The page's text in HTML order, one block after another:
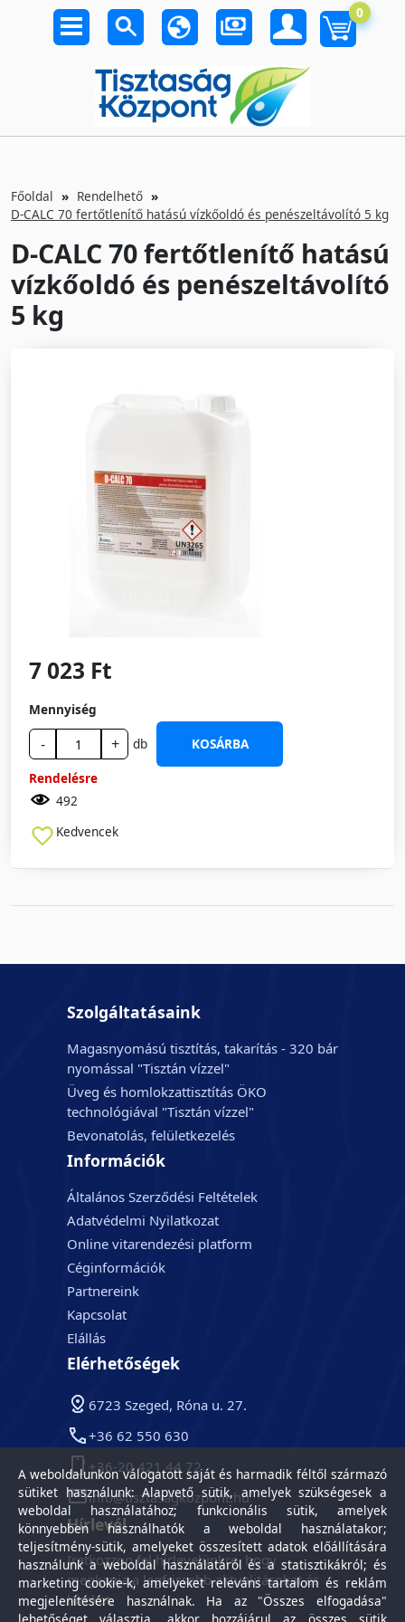
0
Főoldal
Rendelhető
D-CALC 70 fertőtlenítő hatású vízkőoldó és penészeltávolító 5 kg
D-CALC 70 fertőtlenítő hatású
vízkőoldó és penészeltávolító
5 kg
7 023 Ft
Mennyiség
- + db
KOSÁRBA
Rendelésre
492
Kedvencek
Szolgáltatásaink
Magasnyomású tisztítás, takarítás - 320 bár
nyomással "Tisztán vízzel"
Üveg és homlokzattisztítás ÖKO
technológiával "Tisztán vízzel"
Bevonatolás, felületkezelés
Információk
Általános Szerződési Feltételek
Adatvédelmi Nyilatkozat
Online vitarendezési platform
Céginformációk
Partnereink
Kapcsolat
Elállás
Elérhetőségek
6723 Szeged, Róna u. 27.
+36 62 550 630
+36-20 421 44 72
info@tisztasagkozpont.hu
Hírlevél
Iratkozzon fel hírlevelünkre, hogy
megkapja a legfrissebb aktualitásokat és
híreket.
A weboldalunkon válogatott saját és harmadik féltől származó
sütiket használunk: Alapvető sütik, amelyek szükségesek a
weboldal használatához; funkcionális sütik, amelyek
könnyebben használhatók a weboldal használatakor;
teljesítmény-sütik, amelyeket összesített adatok előállítására
használunk a weboldal használatáról és a statisztikákról; és
marketing cookie-k, amelyeket releváns tartalom és reklám
megjelenítésére használnak. Ha az "Összes elfogadása"